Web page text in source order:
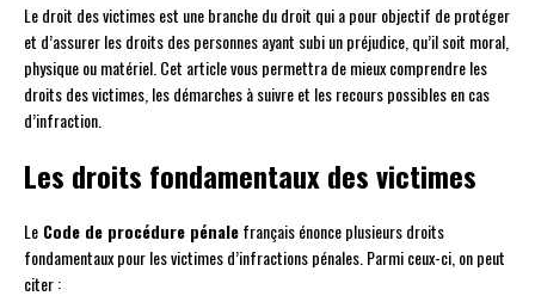
Le droit des victimes est une branche du droit qui a pour objectif de protéger
et d’assurer les droits des personnes ayant subi un préjudice, qu’il soit moral,
physique ou matériel. Cet article vous permettra de mieux comprendre les
droits des victimes, les démarches à suivre et les recours possibles en cas
d’infraction.
Les droits fondamentaux des victimes
Le Code de procédure pénalefrançais énonce plusieurs droits
fondamentaux pour les victimes d’infractions pénales. Parmi ceux-ci, on peut
citer :